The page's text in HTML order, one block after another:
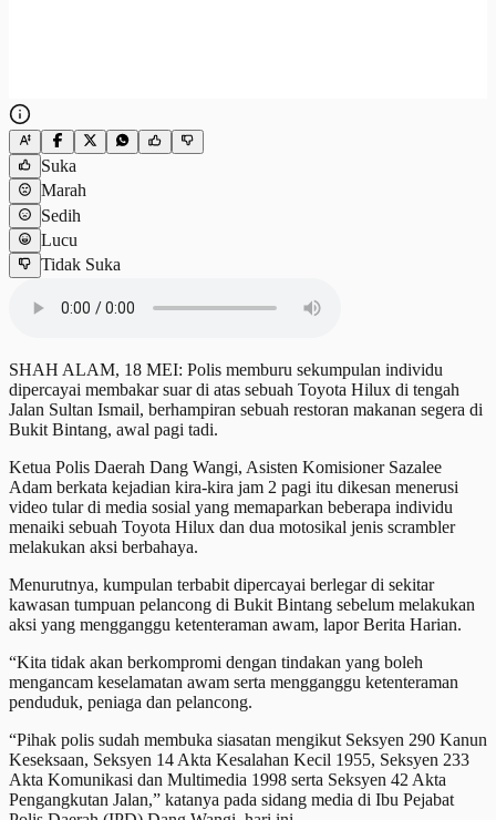
Suka
Marah
Sedih
Lucu
Tidak Suka
SHAH ALAM, 18 MEI: Polis memburu sekumpulan individu
dipercayai membakar suar di atas sebuah Toyota Hilux di tengah
Jalan Sultan Ismail, berhampiran sebuah restoran makanan segera di
Bukit Bintang, awal pagi tadi.
Ketua Polis Daerah Dang Wangi, Asisten Komisioner Sazalee
Adam berkata kejadian kira-kira jam 2 pagi itu dikesan menerusi
video tular di media sosial yang memaparkan beberapa individu
menaiki sebuah Toyota Hilux dan dua motosikal jenis scrambler
melakukan aksi berbahaya.
Menurutnya, kumpulan terbabit dipercayai berlegar di sekitar
kawasan tumpuan pelancong di Bukit Bintang sebelum melakukan
aksi yang mengganggu ketenteraman awam, lapor Berita Harian.
“Kita tidak akan berkompromi dengan tindakan yang boleh
mengancam keselamatan awam serta mengganggu ketenteraman
penduduk, peniaga dan pelancong.
“Pihak polis sudah membuka siasatan mengikut Seksyen 290 Kanun
Keseksaan, Seksyen 14 Akta Kesalahan Kecil 1955, Seksyen 233
Akta Komunikasi dan Multimedia 1998 serta Seksyen 42 Akta
Pengangkutan Jalan,” katanya pada sidang media di Ibu Pejabat